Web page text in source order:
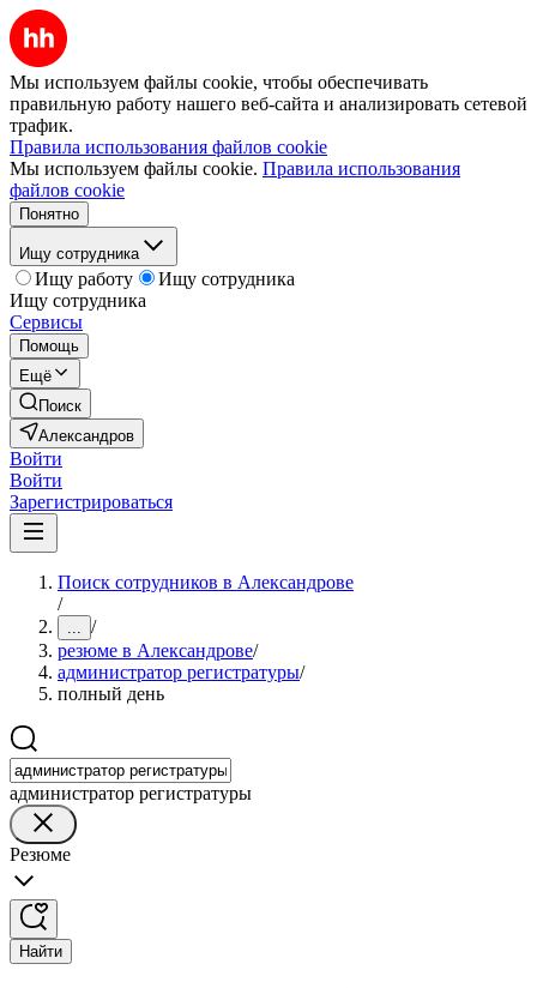
Мы используем файлы cookie, чтобы обеспечивать
правильную работу нашего веб-сайта и анализировать сетевой
трафик.
Правила использования файлов cookie
Мы используем файлы cookie. Правила использования
файлов cookie
Понятно
Ищу сотрудника
Ищу работу
Ищу сотрудника
Ищу сотрудника
Сервисы
Помощь
Ещё
Поиск
Александров
Войти
Войти
Зарегистрироваться
Поиск сотрудников в Александрове
/
... /
резюме в Александрове/
администратор регистратуры/
полный день
администратор регистратуры
Резюме
Найти